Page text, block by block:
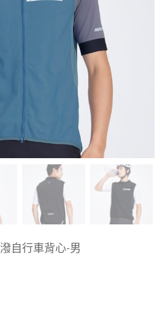
自行車背心-男